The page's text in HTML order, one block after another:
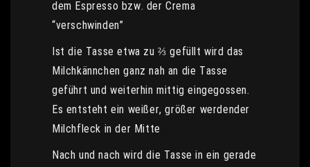
dem Espresso bzw. der Crema
“verschwinden”
Ist die Tasse etwa zu ⅔ gefüllt wird das
Milchkännchen ganz nah an die Tasse
geführt und weiterhin mittig eingegossen.
Es entsteht ein weißer, größer werdender
Milchfleck in der Mitte
Nach und nach wird die Tasse in ein gerade